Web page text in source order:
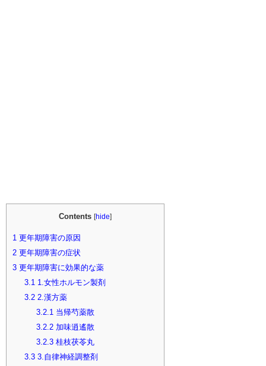
Contents [hide]
1 更年期障害の原因
2 更年期障害の症状
3 更年期障害に効果的な薬
3.1 1.女性ホルモン製剤
3.22.漢方薬
3.2.1 当帰芍薬散
3.2.2加味逍遙散
3.2.3桂枝茯苓丸
3.33.自律神経調整剤